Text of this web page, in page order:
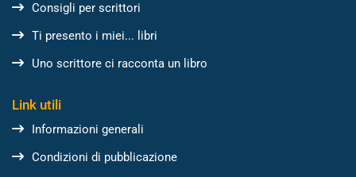
Consigli per scrittori
Ti presento i miei... libri
Uno scrittore ci racconta un libro
Link utili
Informazioni generali
Condizioni di pubblicazione